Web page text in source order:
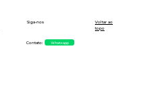
Siga-nos
Contato: Whatsapp
Voltar ao
topo